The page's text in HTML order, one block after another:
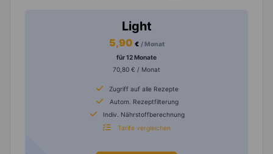
Light
5,90 € / Monat
für 12 Monate
70,80 € / Monat
Zugriff auf alle Rezepte
Autom. Rezeptfilterung
Indiv. Nährstoffberechnung
Tarife vergleichen